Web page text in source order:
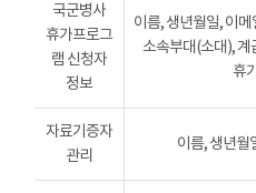
국군병사
휴가프로그
램 신청자
정보
이름, 생년월일, 이
소속부대(소대), 계
휴
자료기증자
관리
이름, 생년월